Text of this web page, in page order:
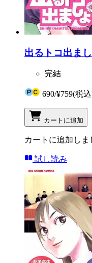
出るトコ出ま
完結
690/¥759(税
カートに追加
カートに追加しま
試し読み